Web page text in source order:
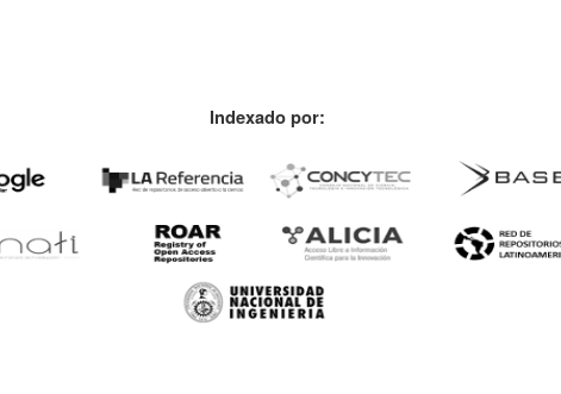
Indexado por: